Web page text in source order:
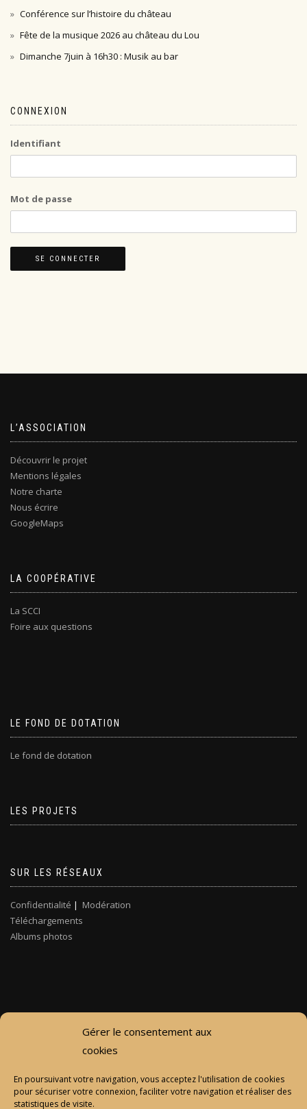
Gérer le consentement aux
cookies
En poursuivant votre navigation, vous acceptez l'utilisation de cookies
pour sécuriser votre connexion, faciliter votre navigation et réaliser des
statistiques de visite.
Conférence sur l’histoire du château
Fête de la musique 2026 au château du Lou
Dimanche 7juin à 16h30 : Musik au bar
CONNEXION
Identifiant
Mot de passe
L’ASSOCIATION
Découvrir le projet
Mentions légales
Notre charte
Nous écrire
GoogleMaps
LA COOPÉRATIVE
La SCCI
Foire aux questions
LE FOND DE DOTATION
Le fond de dotation
LES PROJETS
SUR LES RÉSEAUX
Confidentialité | Modération
Téléchargements
Albums photos